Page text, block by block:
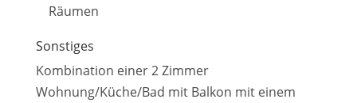
Räumen
Sonstiges
Kombination einer 2 Zimmer
Wohnung/Küche/Bad mit Balkon mit einem